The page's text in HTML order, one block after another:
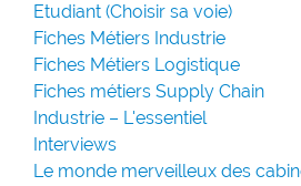
Etudiant (Choisir sa voie)
Fiches Métiers Industrie
Fiches Métiers Logistique
Fiches métiers Supply Chain
Industrie – L'essentiel
Interviews
Le monde merveilleux des